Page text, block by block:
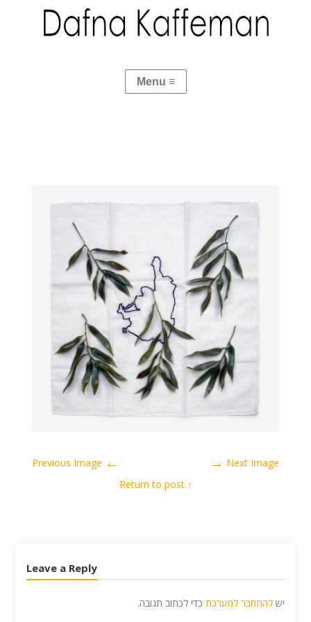
← Next Image
→
↑ Return to post
Leave a Reply
יש להתחבר למערכתכדי לכתוב תגובה.